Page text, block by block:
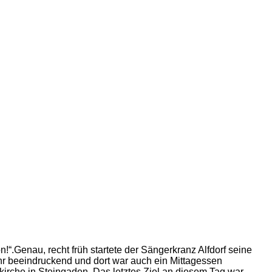
recht früh startete der Sängerkranz Alfdorf seine
beeindruckend und dort war auch ein Mittagessen